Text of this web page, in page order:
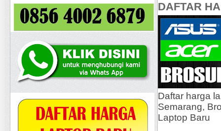
DAFTAR
Daftar harga
Semarang,
Laptop Baru